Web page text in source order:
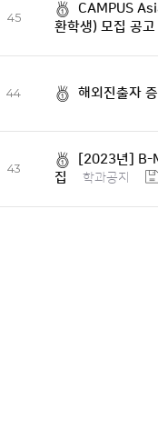
45
CAMPUS
환학생) 모집 공고
44 해외진출자
43
[2023년] B-
집
학과공지